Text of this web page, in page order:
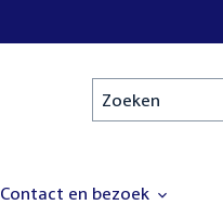
Zoeken
Contact en bezoek